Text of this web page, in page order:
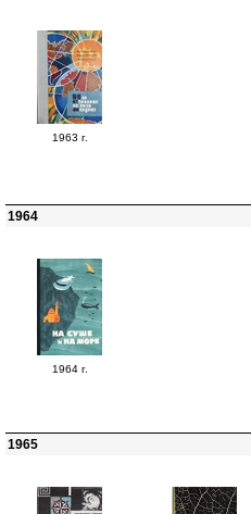
1963 г.
1964
1964 г.
1965